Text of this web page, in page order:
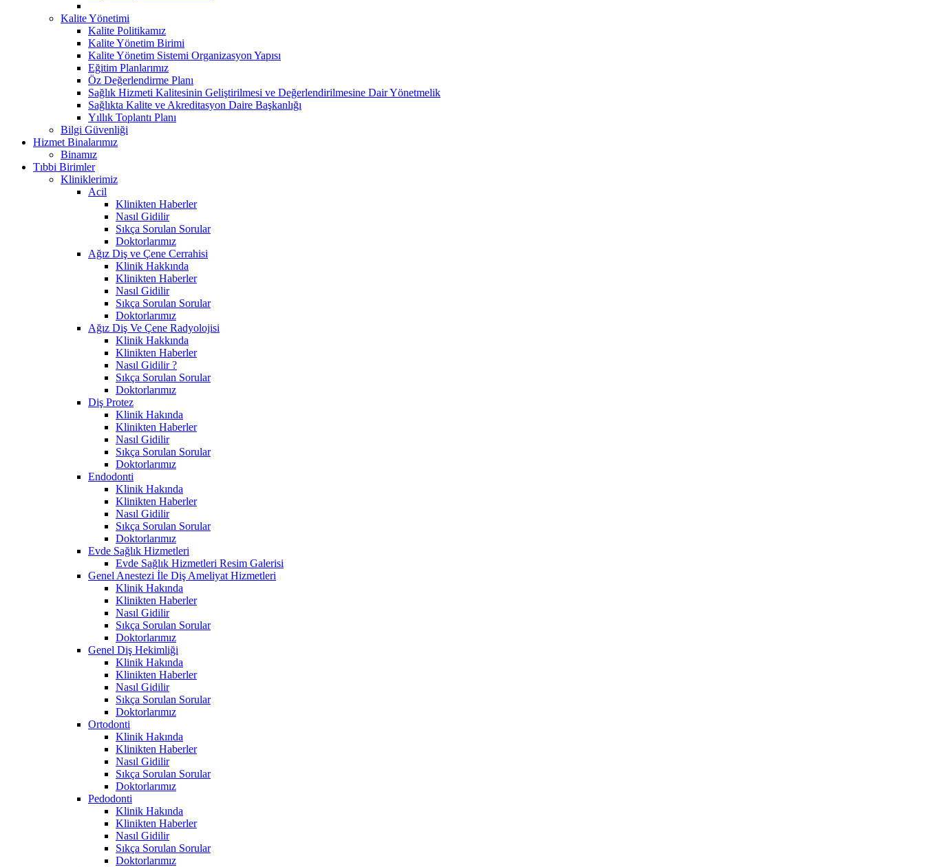
Kalite Yönetimi
Kalite Politikamız
Kalite Yönetim Birimi
Kalite Yönetim Sistemi Organizasyon Yapısı
Eğitim Planlarımız
Öz Değerlendirme Planı
Sağlık Hizmeti Kalitesinin Geliştirilmesi ve Değerlendirilmesine Dair Yönetmelik
Sağlıkta Kalite ve Akreditasyon Daire Başkanlığı
Yıllık Toplantı Planı
Bilgi Güvenliği
Hizmet Binalarımız
Binamız
Tıbbi Birimler
Kliniklerimiz
Acil
Klinikten Haberler
Nasıl Gidilir
Sıkça Sorulan Sorular
Doktorlarımız
Ağız Diş ve Çene Cerrahisi
Klinik Hakkında
Klinikten Haberler
Nasıl Gidilir
Sıkça Sorulan Sorular
Doktorlarımız
Ağız Diş Ve Çene Radyolojisi
Klinik Hakkında
Klinikten Haberler
Nasıl Gidilir ?
Sıkça Sorulan Sorular
Doktorlarımız
Diş Protez
Klinik Hakında
Klinikten Haberler
Nasıl Gidilir
Sıkça Sorulan Sorular
Doktorlarımız
Endodonti
Klinik Hakında
Klinikten Haberler
Nasıl Gidilir
Sıkça Sorulan Sorular
Doktorlarımız
Evde Sağlık Hizmetleri
Evde Sağlık Hizmetleri Resim Galerisi
Genel Anestezi İle Diş Ameliyat Hizmetleri
Klinik Hakında
Klinikten Haberler
Nasıl Gidilir
Sıkça Sorulan Sorular
Doktorlarımız
Genel Diş Hekimliği
Klinik Hakında
Klinikten Haberler
Nasıl Gidilir
Sıkça Sorulan Sorular
Doktorlarımız
Ortodonti
Klinik Hakında
Klinikten Haberler
Nasıl Gidilir
Sıkça Sorulan Sorular
Doktorlarımız
Pedodonti
Klinik Hakında
Klinikten Haberler
Nasıl Gidilir
Sıkça Sorulan Sorular
Doktorlarımız